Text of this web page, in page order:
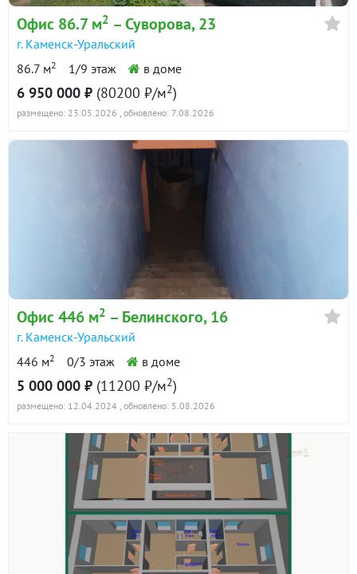
в продаже
Офис 86.7 м2 – Суворова, 23
г. Каменск-Уральский
86.7 м2 1/9 этаж в доме
6 950 000 ₽ (80200 ₽/м2)
размещено: 23.05.2026 , обновлено: 7.08.2026
Офис 446 м2 – Белинского, 16
г. Каменск-Уральский
446 м2 0/3 этаж в доме
5 000 000 ₽ (11200 ₽/м2)
размещено: 12.04.2024 , обновлено: 5.08.2026